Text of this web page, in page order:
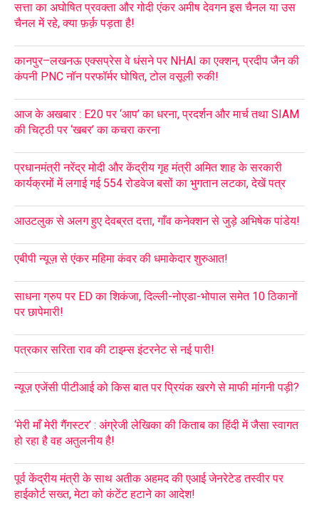
सत्ता का अघोषित प्रवक्ता और गोदी एंकर अमीष देवगन इस चैनल या उस
चैनल में रहे, क्या फ़र्क़ पड़ता है!
कानपुर–लखनऊ एक्सप्रेस वे धंसने पर NHAI का एक्शन, प्रदीप जैन की
कंपनी PNC नॉन परफॉर्मर घोषित, टोल वसूली रुकी!
आज के अखबार : E20 पर ‘आप’ का धरना, प्रदर्शन और मार्च तथा SIAM
की चिट्ठी पर ‘खबर’ का कचरा करना
प्रधानमंत्री नरेंद्र मोदी और केंद्रीय गृह मंत्री अमित शाह के सरकारी
कार्यक्रमों में लगाई गई 554 रोडवेज बसों का भुगतान लटका, देखें पत्र
आउटलुक से अलग हुए देवब्रत दत्ता, गाँव कनेक्शन से जुड़े अभिषेक पांडेय!
एबीपी न्यूज़ से एंकर महिमा कंवर की धमाकेदार शुरुआत!
साधना ग्रुप पर ED का शिकंजा, दिल्ली-नोएडा-भोपाल समेत 10 ठिकानों
पर छापेमारी!
पत्रकार सरिता राव की टाइम्स इंटरनेट से नई पारी!
न्यूज़ एजेंसी पीटीआई को किस बात पर प्रियंक खरगे से माफी मांगनी पड़ी?
‘मेरी माँ मेरी गैंगस्टर’ : अंग्रेजी लेखिका की किताब का हिंदी में जैसा स्वागत
हो रहा है वह अतुलनीय है!
पूर्व केंद्रीय मंत्री के साथ अतीक अहमद की एआई जेनरेटेड तस्वीर पर
हाईकोर्ट सख्त, मेटा को कंटेंट हटाने का आदेश!